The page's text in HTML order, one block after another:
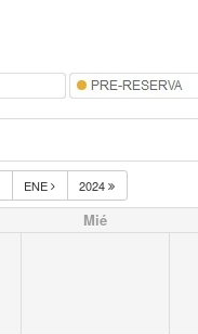
ENE 2024
Mié